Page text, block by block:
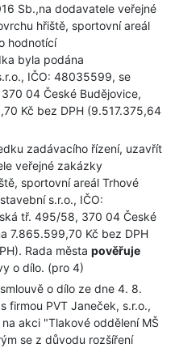
Sb.,na dodavatele veřejné
hřiště, sportovní areál
hodnotící
byla podána
IČO: 48035599, se
04 České Budějovice,
Kč bez DPH (9.517.375,64
zadávacího řízení, uzavřít
veřejné zakázky
sportovní areál Trhové
s.r.o., IČO:
tř. 495/58, 370 04 České
7.865.599,70 Kč bez DPH
Rada města pověřuje
o dílo. (pro 4)
o dílo ze dne 4. 8.
firmou PVT Janeček, s.r.o.,
akci "Tlakové oddělení MŠ
se z důvodu rozšíření